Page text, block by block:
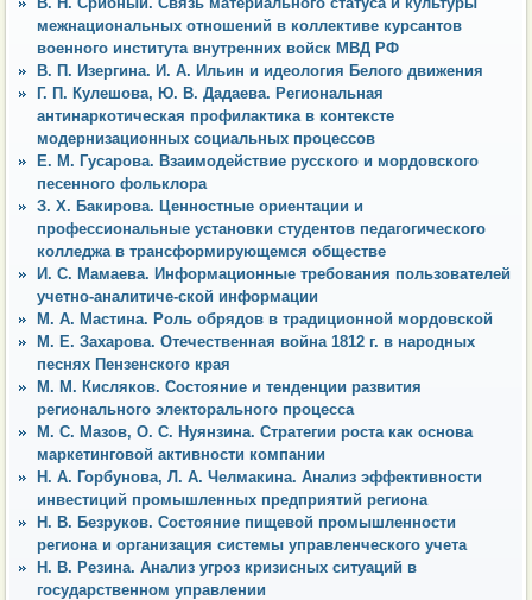
межнациональных отношений в коллективе курсантов
военного института внутренних войск МВД РФ
В. П. Изергина. И. А. Ильин и идеология Белого движения
Г. П. Кулешова, Ю. В. Дадаева. Региональная
антинаркотическая профилактика в контексте
модернизационных социальных процессов
Е. М. Гусарова. Взаимодействие русского и мордовского
песенного фольклора
З. X. Бакирова. Ценностные ориентации и
профессиональные установки студентов педагогического
колледжа в трансформирующемся обществе
И. С. Мамаева. Информационные требования пользователей
учетно-аналитиче-ской информации
М. А. Мастина. Роль обрядов в традиционной мордовской
М. Е. Захарова. Отечественная война 1812 г. в народных
песнях Пензенского края
М. М. Кисляков. Состояние и тенденции развития
регионального электорального процесса
М. С. Мазов, О. С. Нуянзина. Стратегии роста как основа
маркетинговой активности компании
Н. А. Горбунова, Л. А. Челмакина. Анализ эффективности
инвестиций промышленных предприятий региона
Н. В. Безруков. Состояние пищевой промышленности
региона и организация системы управленческого учета
Н. В. Резина. Анализ угроз кризисных ситуаций в
государственном управлении